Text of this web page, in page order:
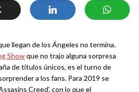
llegan de los Ángeles no termina.
Showque no trajo alguna sorpresa
de títulos únicos, es el turno de
a los fans. Para 2019 se
Creed’, con lo que el